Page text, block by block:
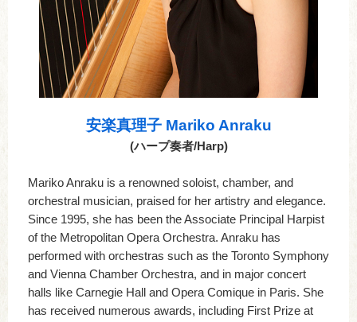
安楽真理子 Mariko Anraku
(ハープ奏者/Harp)
Mariko Anraku is a renowned soloist, chamber, and
orchestral musician, praised for her artistry and elegance.
Since 1995, she has been the Associate Principal Harpist
of the Metropolitan Opera Orchestra. Anraku has
performed with orchestras such as the Toronto Symphony
and Vienna Chamber Orchestra, and in major concert
halls like Carnegie Hall and Opera Comique in Paris. She
has received numerous awards, including First Prize at